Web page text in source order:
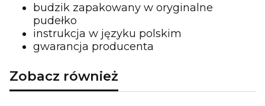
budzik zapakowany w oryginalne
pudełko
instrukcja w języku polskim
gwarancja producenta
Zobacz również